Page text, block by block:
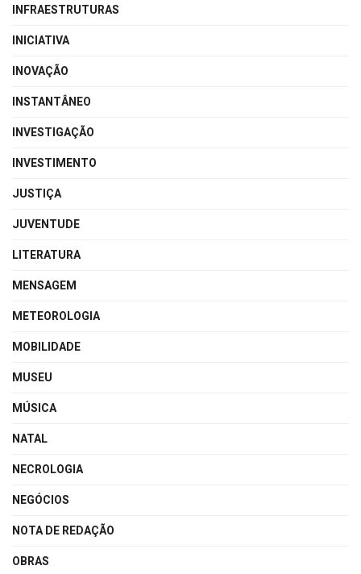
INFRAESTRUTURAS
INICIATIVA
INOVAÇÃO
INSTANTÂNEO
INVESTIGAÇÃO
INVESTIMENTO
JUSTIÇA
JUVENTUDE
LITERATURA
MENSAGEM
METEOROLOGIA
MOBILIDADE
MUSEU
MÚSICA
NATAL
NECROLOGIA
NEGÓCIOS
NOTA DE REDAÇÃO
OBRAS